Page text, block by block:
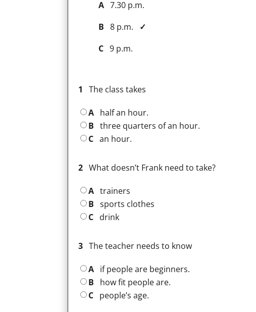
A 7.30 p.m.
B 8 p.m. ✓
C 9 p.m.
1 The class takes
A half an hour.
B three quarters of an hour.
C an hour.
2 What doesn’t Frank need to take?
A trainers
B sports clothes
C drink
3 The teacher needs to know
A if people are beginners.
B
how fit people are.
C people’s age.